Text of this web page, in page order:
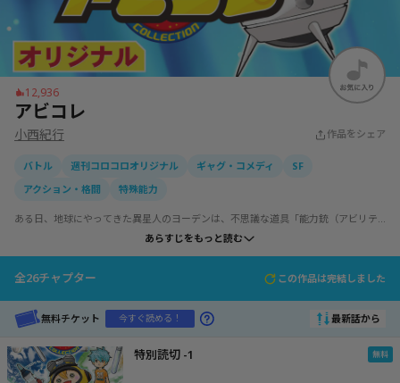
12,936
アビコレ
小西紀行 作品をシェア
バトル 週刊コロコロオリジナル ギャグ・コメディ
SF
アクション・格闘
特殊能力
ある日、地球にやってきた異星人のヨーデンは、不思議な道具「能力銃（アビリテ
ィガン）」を使い、様々な生物の特殊な力を採取（コレクティング）、注入（イン
ジェクション）できる！　宇宙から集めた特殊能力（アビリティ）を使い、地球人
あらすじをもっと読む
全26チャプター この作品は完結しました
無料チケット 今すぐ読める！ 最新話から
特別読切 -1